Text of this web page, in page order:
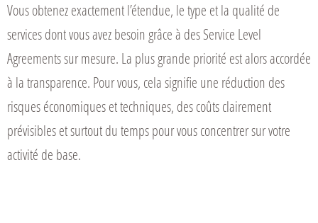
Vous obtenez exactement l’étendue, le type et la qualité de
services dont vous avez besoin grâce à des Service Level
Agreements sur mesure. La plus grande priorité est alors accordée
à la transparence. Pour vous, cela signifie une réduction des
risques économiques et techniques, des coûts clairement
prévisibles et surtout du temps pour vous concentrer sur votre
activité de base.